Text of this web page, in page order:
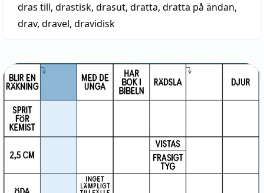
dras till, drastisk, drasut, dratta, dratta på ändan,
drav, dravel, dravidisk